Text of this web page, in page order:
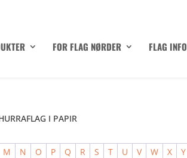
FOR FLAG NØRDER FLAG INFO
I PAPIR
M N O P Q R S T U V W X Y